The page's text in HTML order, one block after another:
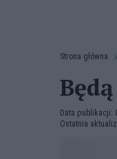
Strona główna
Data publikacji:
Ostatnia